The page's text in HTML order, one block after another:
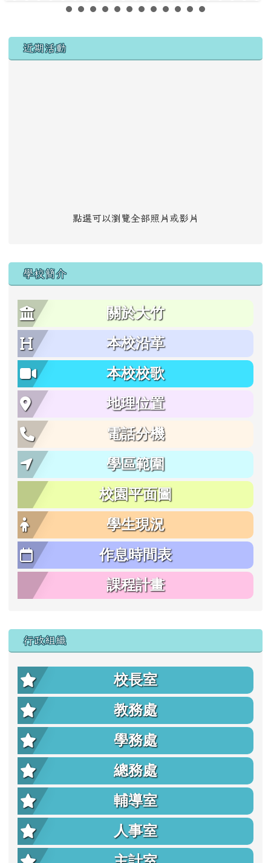
左邊區域內容
近期活動
點選可以瀏覽全部照片或影片
學校簡介
關於大竹
本校沿革
本校校歌
地理位置
電話分機
學區範圍
校園平面圖
學生現況
作息時間表
課程計畫
行政組織
校長室
教務處
學務處
總務處
輔導室
人事室